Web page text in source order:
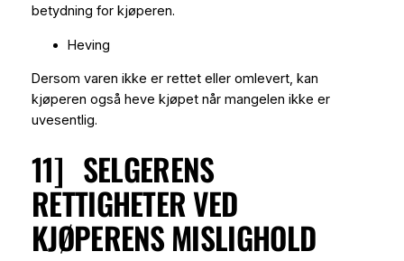
betydning for kjøperen.
Heving
Dersom varen ikke er rettet eller omlevert, kan
kjøperen også heve kjøpet når mangelen ikke er
uvesentlig.
11] SELGERENS
RETTIGHETER VED
KJØPERENS MISLIGHOLD